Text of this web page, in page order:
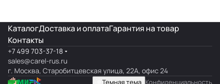
КаталогДоставка и оплатаГарантия на товар
Контакты
+7 499 703-37-18
sales@carel-rus.ru
г. Москва, Старобитцевская улица, 22А, офис 24
Темная тема Конфиденциальность